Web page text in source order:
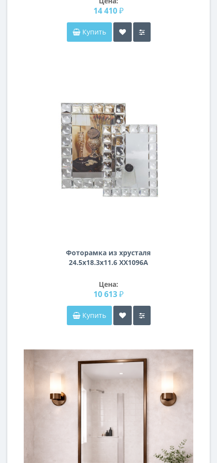
14 410 ₽
Купить
Фоторамка из хрусталя
24.5х18.3х11.6 XX1096A
Цена:
10 613 ₽
Купить